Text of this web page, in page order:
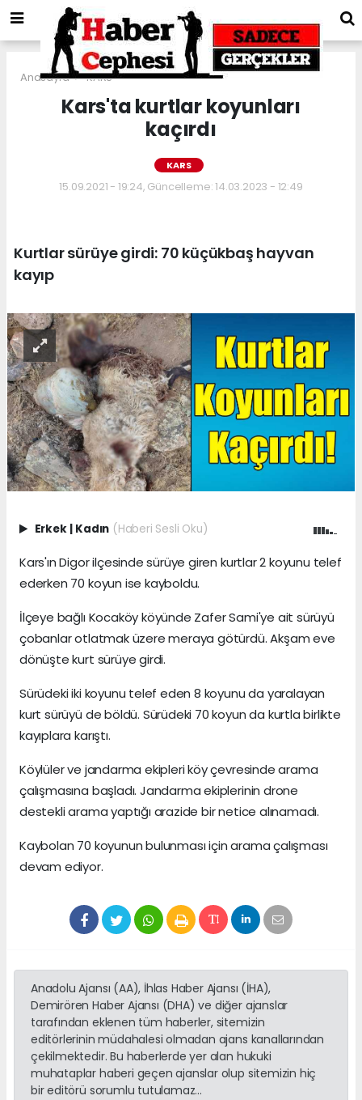
Anasayfa KARS
Kars'ta kurtlar koyunları
kaçırdı
KARS
15.09.2021 - 19:24, Güncelleme: 14.03.2023 - 12:49
Kurtlar sürüye girdi: 70 küçükbaş hayvan
kayıp
Erkek Kadın (Haberi Sesli Oku)
Kars'ın Digor ilçesinde sürüye giren kurtlar 2 koyunu telef
ederken 70 koyun ise kayboldu.
İlçeye bağlı Kocaköy köyünde Zafer Sami'ye ait sürüyü
çobanlar otlatmak üzere meraya götürdü. Akşam eve
dönüşte kurt sürüye girdi.
Sürüdeki iki koyunu telef eden 8 koyunu da yaralayan
kurt sürüyü de böldü. Sürüdeki 70 koyun da kurtla birlikte
kayıplara karıştı.
Köylüler ve jandarma ekipleri köy çevresinde arama
çalışmasına başladı. Jandarma ekiplerinin drone
destekli arama yaptığı arazide bir netice alınamadı.
Kaybolan 70 koyunun bulunması için arama çalışması
devam ediyor.
Anadolu Ajansı (AA), İhlas Haber Ajansı (İHA),
Demirören Haber Ajansı (DHA) ve diğer ajanslar
tarafından eklenen tüm haberler, sitemizin
editörlerinin müdahalesi olmadan ajans kanallarından
çekilmektedir. Bu haberlerde yer alan hukuki
muhataplar haberi geçen ajanslar olup sitemizin hiç
bir editörü sorumlu tutulamaz...